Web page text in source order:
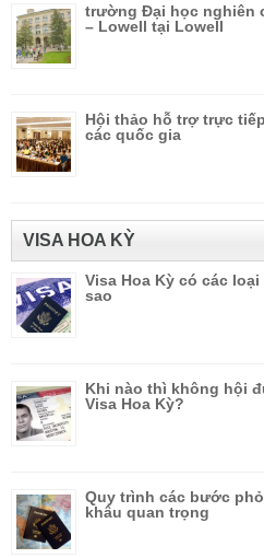
trường Đại học nghiên
– Lowell tại Lowell
Hội thảo hỗ trợ trực
các quốc gia
VISA HOA KỲ
Visa Hoa Kỳ có các
sao
Khi nào thì không hội
Visa Hoa Kỳ?
Quy trình các bước
khâu quan trọng